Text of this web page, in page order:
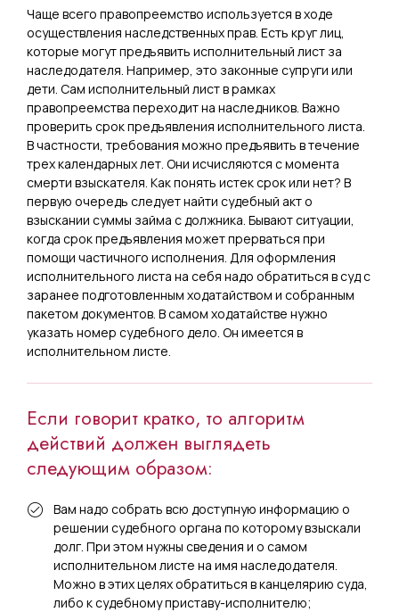
Чаще всего правопреемство используется в ходе
осуществления наследственных прав. Есть круг лиц,
которые могут предъявить исполнительный лист за
наследодателя. Например, это законные супруги или
дети. Сам исполнительный лист в рамках
правопреемства переходит на наследников. Важно
проверить срок предъявления исполнительного листа.
В частности, требования можно предъявить в течение
трех календарных лет. Они исчисляются с момента
смерти взыскателя. Как понять истек срок или нет? В
первую очередь следует найти судебный акт о
взыскании суммы займа с должника. Бывают ситуации,
когда срок предъявления может прерваться при
помощи частичного исполнения. Для оформления
исполнительного листа на себя надо обратиться в суд с
заранее подготовленным ходатайством и собранным
пакетом документов. В самом ходатайстве нужно
указать номер судебного дело. Он имеется в
исполнительном листе.
Если говорит кратко, то алгоритм
действий должен выглядеть
следующим образом:
Вам надо собрать всю доступную информацию о
решении судебного органа по которому взыскали
долг. При этом нужны сведения и о самом
исполнительном листе на имя наследодателя.
Можно в этих целях обратиться в канцелярию суда,
либо к судебному приставу-исполнителю;